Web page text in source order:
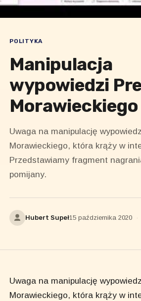
POLITYKA
Manipulacja
wypowiedzi
Morawieckiego
Uwaga na manipulację
Morawieckiego, która krąży w
Przedstawiamy fragment
pomijany.
Hubert Supeł15 października 2020 ·
Uwaga na manipulację
Morawieckiego, która krąży w